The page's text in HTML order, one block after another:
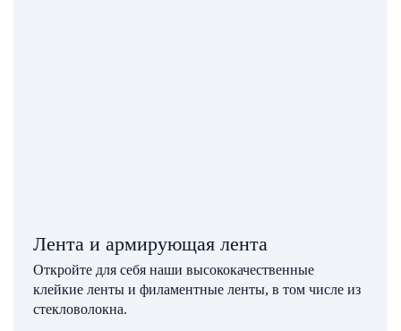
Лента и армирующая лента
Откройте для себя наши высококачественные
клейкие ленты и филаментные ленты, в том числе из
стекловолокна.